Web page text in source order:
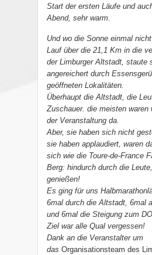
Start der ersten Läufe und
Abend, sehr warm.
Und wo die Sonne einmal
Lauf über die 21,1 Km in die
der Limburger Altstadt, staute
angereichert durch
geöffneten Lokalitäten.
Überhaupt die Altstadt, die
Zuschauer. die meisten waren
der Veranstaltung da.
Aber, sie haben sich nicht
sie haben applaudiert, waren
sich wie die Toure-de-France
Berg: hindurch durch die
genießen!
Es ging für uns
6mal durch die Altstadt, 6mal
und 6mal die Steigung zum
Ziel war alle Qual vergessen!
Dank an die Veranstalter um
das Organisationsteam des